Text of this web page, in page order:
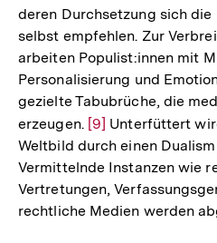
deren Durchsetzung sich
selbst empfehlen. Zur
arbeiten Populist:innen mit
Personalisierung und
gezielte Tabubrüche, die
erzeugen. Zur
Auflösung
der
Fußnote
[9] Unterfüttert
Weltbild durch einen
Vermittelnde Instanzen wie
Vertretungen,
rechtliche Medien werden